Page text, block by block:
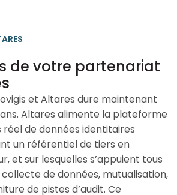
de votre partenariat
et Altares dure maintenant
Altares alimente la plateforme
réel de données identitaires
un référentiel de tiers en
et sur lesquelles s’appuient tous
de données, mutualisation,
de pistes d’audit. Ce